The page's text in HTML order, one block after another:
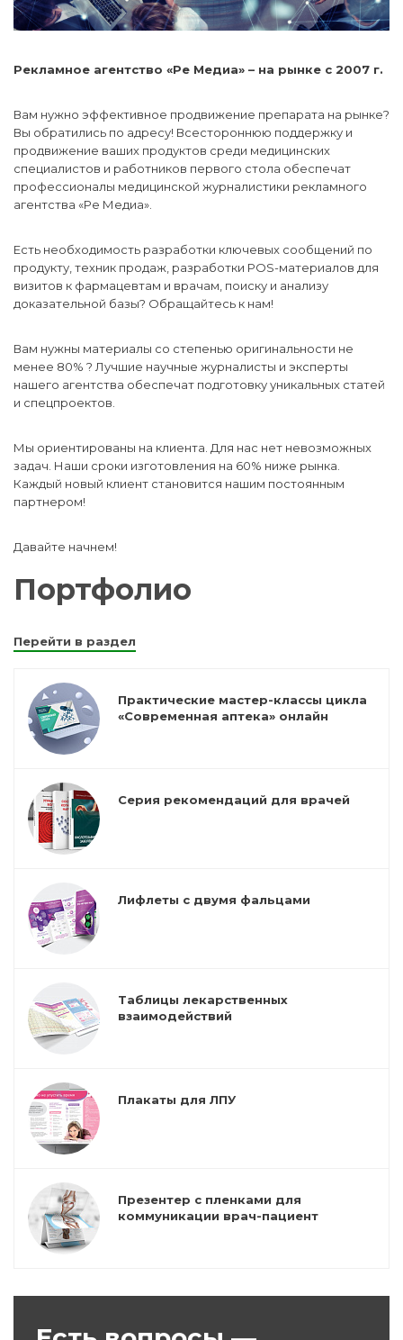
Рекламное агентство «Ре Медиа» – на рынке с 2007 г.
Вам нужно эффективное продвижение препарата на рынке?
Вы обратились по адресу! Всестороннюю поддержку и
продвижение ваших продуктов среди медицинских
специалистов и работников первого стола обеспечат
профессионалы медицинской журналистики рекламного
агентства «Ре Медиа».
Есть необходимость разработки ключевых сообщений по
продукту, техник продаж, разработки POS-материалов для
визитов к фармацевтам и врачам, поиску и анализу
доказательной базы? Обращайтесь к нам!
Вам нужны материалы со степенью оригинальности не
менее 80% ? Лучшие научные журналисты и эксперты
нашего агентства обеспечат подготовку уникальных статей
и спецпроектов.
Мы ориентированы на клиента. Для нас нет невозможных
задач. Наши сроки изготовления на 60% ниже рынка.
Каждый новый клиент становится нашим постоянным
партнером!
Давайте начнем!
Портфолио
Перейти в раздел
Практические мастер-классы цикла
«Современная аптека» онлайн
Серия рекомендаций для врачей
Лифлеты с двумя фальцами
Таблицы лекарственных
взаимодействий
Плакаты для ЛПУ
Презентер с пленками для
коммуникации врач-пациент